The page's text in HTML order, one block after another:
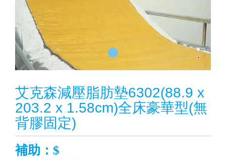
艾克森減壓脂肪墊6302(88.9 x
203.2 x 1.58cm)全床豪華型(無
背膠固定)
補助：$